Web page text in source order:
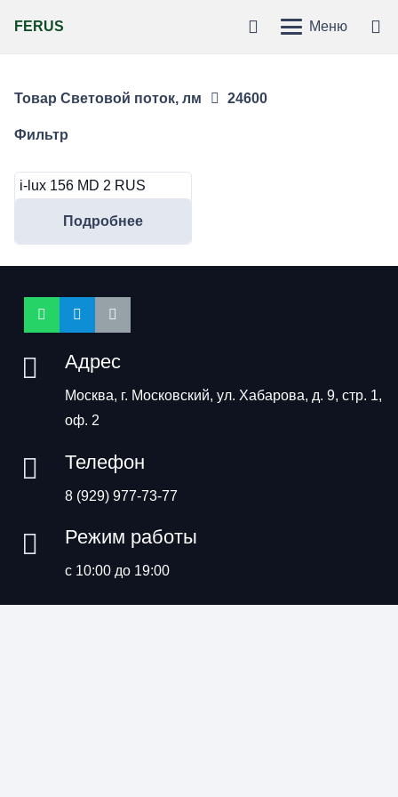
FERUS Меню
Товар Световой поток, лм 24600
Фильтр
i-lux 156 MD 2 RUS
Подробнее
Адрес
Москва, г. Московский, ул. Хабарова, д. 9, стр. 1,
оф. 2
Телефон
8 (929) 977-73-77
Режим работы
с 10:00 до 19:00